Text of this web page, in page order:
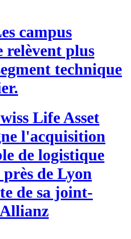
campus
relèvent plus
technique
Life Asset
l'acquisition
de logistique
de Lyon
de sa joint-